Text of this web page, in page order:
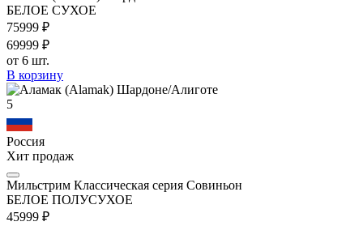
БЕЛОЕ СУХОЕ
75999 ₽
69999 ₽
от 6 шт.
В корзину
5
Россия
Хит продаж
Мильстрим Классическая серия Совиньон
БЕЛОЕ ПОЛУСУХОЕ
45999 ₽